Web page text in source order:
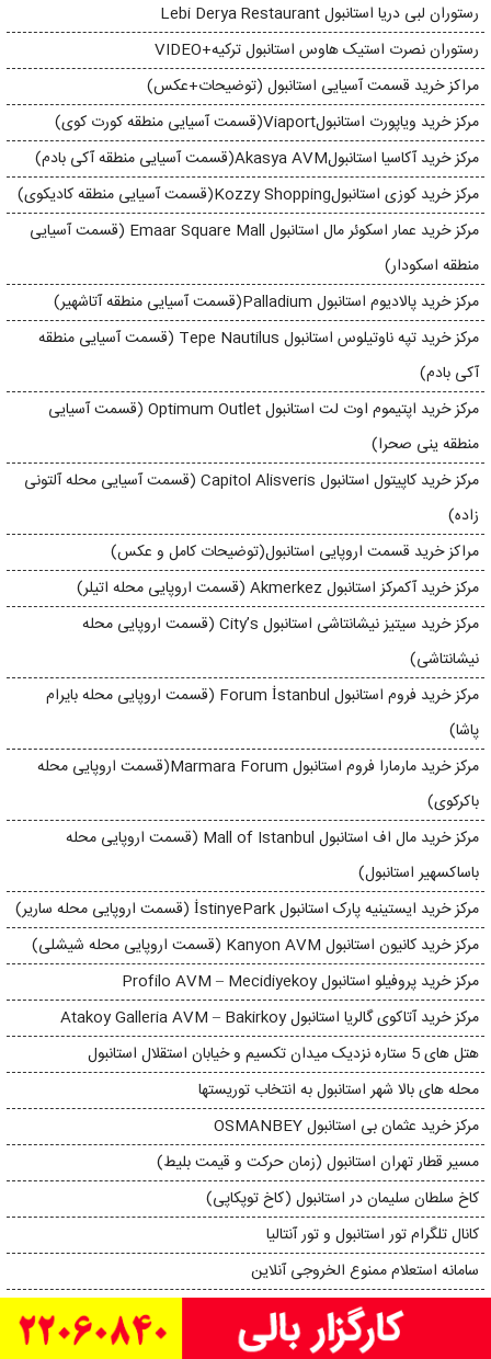
رستوران لبی دریا استانبول Lebi Derya Restaurant
رستوران نصرت استیک هاوس استانبول ترکیه+VIDEO
مراکز خرید قسمت آسیایی استانبول (توضیحات+عکس)
مرکز خرید ویاپورت استانبولViaport(قسمت آسیایی منطقه کورت کوی)
مرکز خرید آکاسیا استانبولAkasya AVM(قسمت آسیایی منطقه آکی بادم)
مرکز خرید کوزی استانبولKozzy Shopping(قسمت آسیایی منطقه کادیکوی)
مرکز خرید عمار اسکوئر مال استانبول Emaar Square Mall (قسمت آسیایی
منطقه اسکودار)
مرکز خرید پالادیوم استانبول Palladium(قسمت آسیایی منطقه آتاشهیر)
مرکز خرید تپه ناوتیلوس استانبول Tepe Nautilus (قسمت آسیایی منطقه
آکی بادم)
مرکز خرید اپتیموم اوت لت استانبول Optimum Outlet (قسمت آسیایی
منطقه ینی صحرا)
مرکز خرید کاپیتول استانبول Capitol Alisveris (قسمت آسیایی محله آلتونی
زاده)
مراکز خرید قسمت اروپایی استانبول(توضیحات کامل و عکس)
مرکز خرید آکمرکز استانبول Akmerkez (قسمت اروپایی محله اتیلر)
مرکز خرید سیتیز نیشانتاشی استانبول City’s (قسمت اروپایی محله
نیشانتاشی)
مرکز خرید فروم استانبول Forum İstanbul (قسمت اروپایی محله بايرام
پاشا)
مرکز خرید مارمارا فروم استانبول Marmara Forum(قسمت اروپایی محله
باکرکوی)
مركز خريد مال اف استانبول Mall of Istanbul (قسمت اروپایی محله
باساکسهیر استانبول)
مرکز خرید ایستینیه پارک استانبول İstinyePark (قسمت اروپایی محله ساریر)
مرکز خرید کانیون استانبول Kanyon AVM (قسمت اروپایی محله شیشلی)
مركز خريد پروفيلو استانبول Profilo AVM – Mecidiyekoy
مرکز خرید آتاکوی گالریا استانبول Atakoy Galleria AVM – Bakirkoy
هتل های 5 ستاره نزدیک میدان تکسیم و خیابان استقلال استانبول
محله های بالا شهر استانبول به انتخاب توریستها
مرکز خرید عثمان بی استانبول OSMANBEY
مسیر قطار تهران استانبول (زمان حرکت و قیمت بلیط)
کاخ سلطان سلیمان در استانبول (کاخ توپکاپی)
کانال تلگرام تور استانبول و تور آنتالیا
سامانه استعلام ممنوع ‌الخروجی آنلاین
خیابان استقلال استانبول+VIDEO
چهارشنبه بازار فاتیح استانبول